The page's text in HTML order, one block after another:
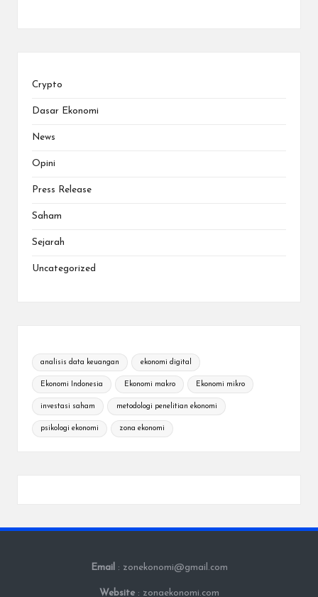
Crypto
Dasar Ekonomi
News
Opini
Press Release
Saham
Sejarah
Uncategorized
analisis data keuangan ekonomi digital
Ekonomi Indonesia Ekonomi makro Ekonomi mikro
investasi saham metodologi penelitian ekonomi
psikologi ekonomi zona ekonomi
Email : zonekonomi@gmail.com
Website : zonaekonomi.com